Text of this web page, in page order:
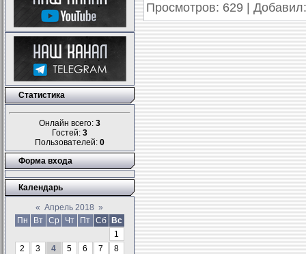
Статистика
Онлайн всего: 3
Гостей: 3
Пользователей: 0
Форма входа
Календарь
« Апрель 2018 »
Пн
Вт Ср Чт Пт Сб
Вс
1
2
3 4 5 6 7
8
Просмотров: 629 Добавил: